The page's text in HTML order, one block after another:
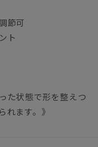
節可
ト
た状態で形を整えつ
れます。》